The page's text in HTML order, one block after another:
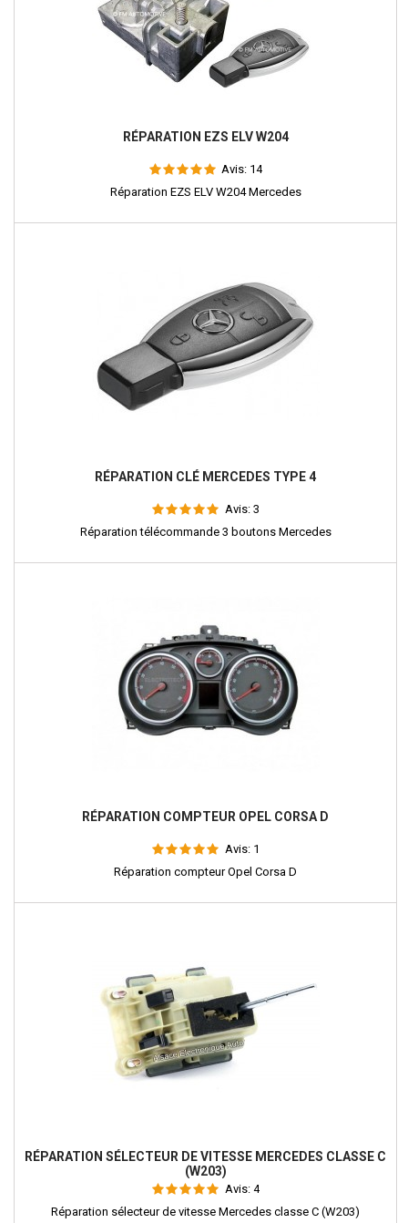
RÉPARATION EZS ELV W204
Avis: 14
Réparation EZS ELV W204 Mercedes
RÉPARATION CLÉ MERCEDES TYPE 4
Avis: 3
Réparation télécommande 3 boutons Mercedes
RÉPARATION COMPTEUR OPEL CORSA D
Avis: 1
Réparation compteur Opel Corsa D
RÉPARATION SÉLECTEUR DE VITESSE MERCEDES CLASSE C
(W203)
Avis: 4
Réparation sélecteur de vitesse Mercedes classe C (W203)